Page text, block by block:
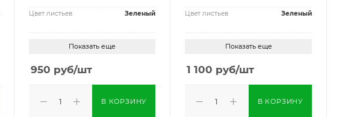
Цвет листьев Зеленый
Показать еще
950 руб/шт
В КОРЗИНУ
Цвет листьев Зеленый
Показать еще
1 100 руб/шт
В КОРЗИНУ